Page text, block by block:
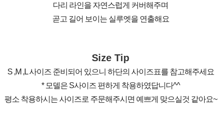
다리 라인을 자연스럽게 커버해주며
곧고 길어 보이는 실루엣을 연출해요
Size Tip
S ,M ,L 사이즈 준비되어 있으니 하단의 사이즈표를 참고해주세요
* 모델은 S사이즈 편하게 착용하였답니다^^
평소 착용하시는 사이즈로 주문해주시면 예쁘게 맞으실것 같아요~